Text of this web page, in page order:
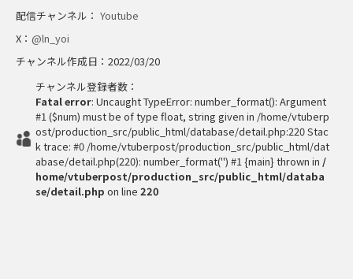
配信チャンネル： Youtube
X： @ln_yoi
チャンネル作成日：2022/03/20
チャンネル登録者数：
Fatal error: Uncaught TypeError: number_format(): Argument
#1 ($num) must be of type float, string given in /home/vtuberp
ost/production_src/public_html/database/detail.php:220 Stac
k trace: #0 /home/vtuberpost/production_src/public_html/dat
abase/detail.php(220): number_format('') #1 {main} thrown in /
home/vtuberpost/production_src/public_html/databa
se/detail.php on line 220